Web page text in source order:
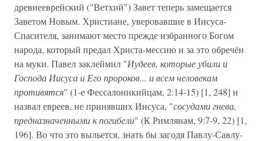
древнееврейский ("Ветхий") Завет теперь замещается
Заветом Новым. Христиане, уверовавшие в Иисуса-
Спасителя, занимают место прежде избранного Богом
народа, который предал Христа-мессию и за это обречён
на муки. Павел заклеймил "Иудеев, которые убили и
Господа Иисуса и Его пророков... и всем человекам
противятся" (1-е Фессалоникийцам, 2:14-15) [1, 248] и
назвал евреев, не принявших Иисуса, "сосудами гнева,
предназначенными к погибели" (К Римлянам, 9:7-9, 22) [1,
196]. Во что это выльется, знать бы загодя Павлу-Савлу-